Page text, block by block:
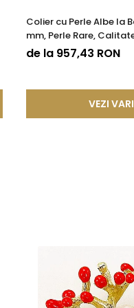
Colier cu Perle Albe la
mm, Perle Rare,
KASKADDA®
de la 957,43 RON
VEZI